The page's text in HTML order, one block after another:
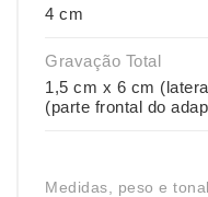
4 cm
Gravação Total
1,5 cm x 6 cm
(parte frontal do
Medidas, peso e